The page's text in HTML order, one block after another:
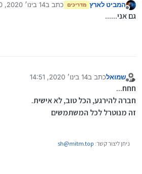
המביט לארץ מדריכים כתב ב14 בינו׳ 2020, 14:50
נערך לאחרונה על ידי
גם אני......
מנותק
שמואלכתב ב14 בינו׳ 2020, 14:51
נערך לאחרונה על ידי
חחח...
חברה להירגע, הכל טוב, לא אישית.
זה מנוטרל לכל המשתמשים
ניתן ליצור קשר: sh@mitm.top